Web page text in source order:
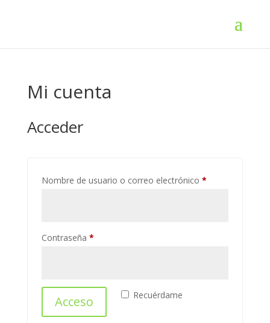
Mi cuenta
Acceder
Nombre de usuario o correo electrónico *Obligatorio
Contraseña *Obligatorio
Recuérdame
Acceso